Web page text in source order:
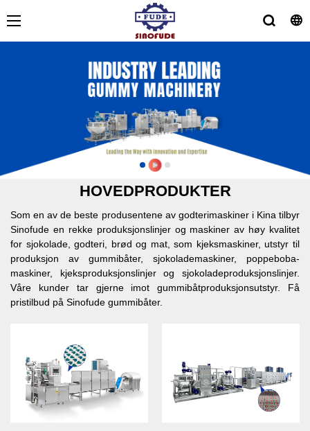
HOVEDPRODUKTER
Som en av de beste produsentene av godterimaskiner i Kina tilbyr
Sinofude en rekke produksjonslinjer og maskiner av høy kvalitet
for sjokolade, godteri, brød og mat, som kjeksmaskiner, utstyr til
produksjon av gummibåter, sjokolademaskiner, poppeboba-
maskiner, kjeksproduksjonslinjer og sjokoladeproduksjonslinjer.
Våre kunder tar gjerne imot gummibåtproduksjonsutstyr. Få
pristilbud på Sinofude gummibåter.